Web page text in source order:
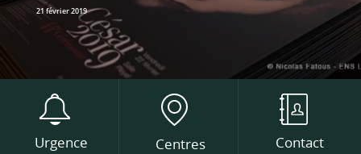
21 février 2019
Urgence Centres Contact